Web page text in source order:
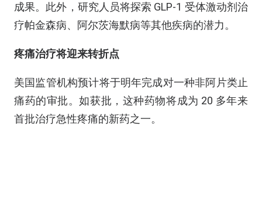
成果。此外，研究人员将探索 GLP-1 受体激动剂治
疗帕金森病、阿尔茨海默病等其他疾病的潜力。
疼痛治疗将迎来转折点
美国监管机构预计将于明年完成对一种非阿片类止
痛药的审批。如获批，这种药物将成为 20 多年来
首批治疗急性疼痛的新药之一。